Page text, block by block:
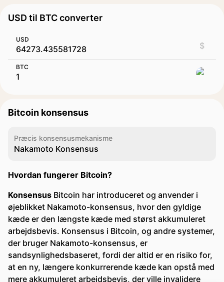
USD til BTC converter
USD
$
BTC
Bitcoin konsensus
Præcis konsensusmekanisme
Nakamoto Konsensus
Hvordan fungerer Bitcoin?
Konsensus Bitcoin har introduceret og anvender i
øjeblikket Nakamoto-konsensus, hvor den gyldige
kæde er den længste kæde med størst akkumuleret
arbejdsbevis. Konsensus i Bitcoin, og andre systemer,
der bruger Nakamoto-konsensus, er
sandsynlighedsbaseret, fordi der altid er en risiko for,
at en ny, længere konkurrerende kæde kan opstå med
mere akkumuleret arbejdsbevis, der ville invalidere